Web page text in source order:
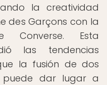
la creatividad
des Garçons con la
Converse. Esta
las tendencias
la fusión de dos
puede dar lugar a